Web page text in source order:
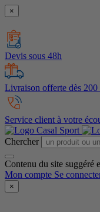
×
Devis sous 48h
Livraison offerte dès
Service client à votre
Chercher
Contenu du site suggéré
Mon compte Se
×